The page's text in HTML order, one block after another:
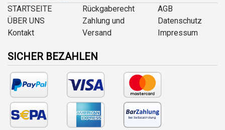
STARTSEITE
ÜBER UNS
Kontakt
Rückgaberecht
Zahlung und
Versand
AGB
Datenschutz
Impressum
SICHER BEZAHLEN